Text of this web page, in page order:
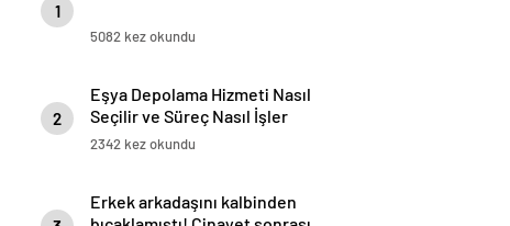
1
5082 kez okundu
2
Eşya Depolama Hizmeti Nasıl
Seçilir ve Süreç Nasıl İşler
2342 kez okundu
Erkek arkadaşını kalbinden